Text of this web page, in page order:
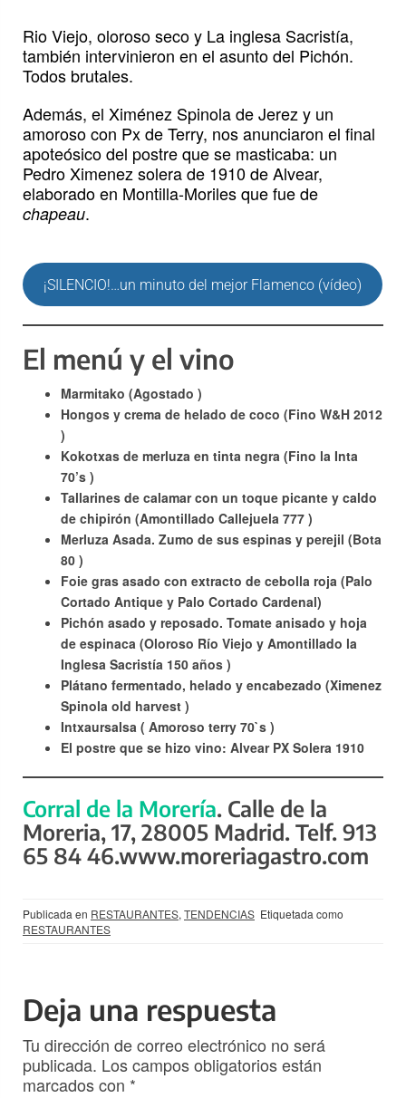
Rio Viejo, oloroso seco y La inglesa Sacristía,
también intervinieron en el asunto del Pichón.
Todos brutales.
Además, el Ximénez Spinola de Jerez y un
amoroso con Px de Terry, nos anunciaron el final
apoteósico del postre que se masticaba: un
Pedro Ximenez solera de 1910 de Alvear,
elaborado en Montilla-Moriles que fue de
chapeau.
¡SILENCIO!…un minuto del mejor Flamenco (vídeo)
El menú y el vino
Marmitako (Agostado )
Hongos y crema de helado de coco (Fino W&H 2012
)
Kokotxas de merluza en tinta negra (Fino la Inta
70’s )
Tallarines de calamar con un toque picante y caldo
de chipirón (Amontillado Callejuela 777 )
Merluza Asada. Zumo de sus espinas y perejil (Bota
80 )
Foie gras asado con extracto de cebolla roja (Palo
Cortado Antique y Palo Cortado Cardenal)
Pichón asado y reposado. Tomate anisado y hoja
de espinaca (Oloroso Río Viejo y Amontillado la
Inglesa Sacristía 150 años )
Plátano fermentado, helado y encabezado (Ximenez
Spinola old harvest )
Intxaursalsa ( Amoroso terry 70`s )
El postre que se hizo vino: Alvear PX Solera 1910
Corral de la Morería. Calle de la
Moreria, 17, 28005 Madrid. Telf. 913
65 84 46.www.moreriagastro.com
Publicada en RESTAURANTES, TENDENCIAS Etiquetada como
RESTAURANTES
Deja una respuesta
Tu dirección de correo electrónico no será
publicada. Los campos obligatorios están
marcados con *